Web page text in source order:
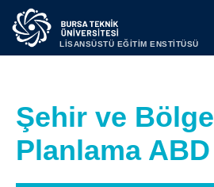
LİSANSÜSTÜ EĞİTİM ENSTİTÜSÜ
Şehir ve Bölge
Planlama ABD